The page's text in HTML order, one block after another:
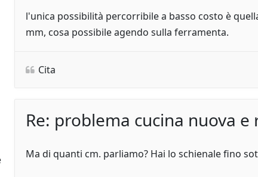
l'unica possibilità percorribile a basso costo è
mm, cosa possibile agendo sulla ferramenta.
Cita
Re: problema cucina nuova
Ma di quanti cm. parliamo? Hai lo schienale fino